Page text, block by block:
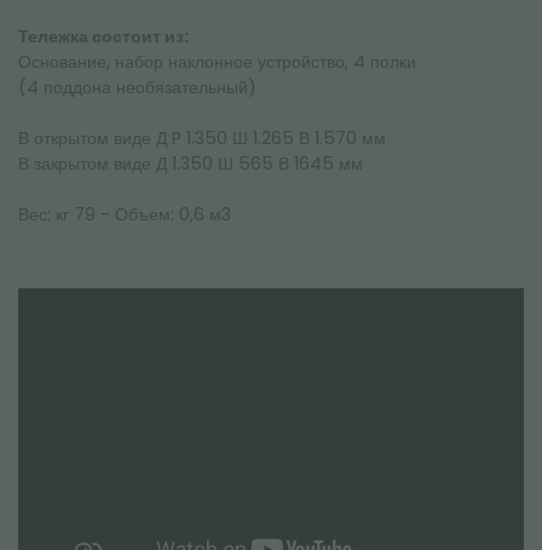
Тележка состоит из:
Основание, набор наклонное устройство, 4 полки
(4 поддона необязательный)
В открытом виде Д P 1.350 Ш 1.265 В 1.570 мм
В закрытом виде Д 1.350 Ш 565 В 1645 мм
Вес: кг 79 - Объем: 0,6 м3